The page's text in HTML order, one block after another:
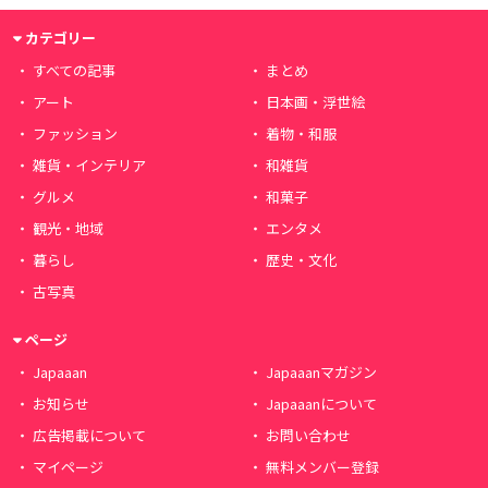
カテゴリー
すべての記事
まとめ
アート
日本画・浮世絵
ファッション
着物・和服
雑貨・インテリア
和雑貨
グルメ
和菓子
観光・地域
エンタメ
暮らし
歴史・文化
古写真
ページ
Japaaan
Japaaanマガジン
お知らせ
Japaaanについて
広告掲載について
お問い合わせ
マイページ
無料メンバー登録